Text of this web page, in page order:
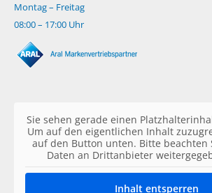
Montag – Freitag
08:00 – 17:00 Uhr
Sie sehen gerade einen
Um auf den eigentlichen Inhalt
auf den Button unten. Bitte beachten
Daten an Drittanbieter
Inhalt entsperren